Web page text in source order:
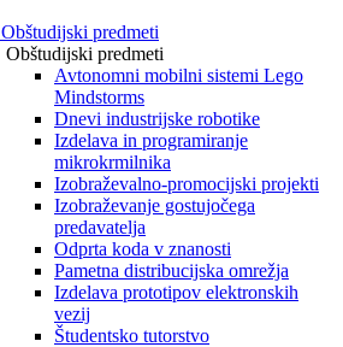
Obštudijski predmeti
Obštudijski predmeti
Avtonomni mobilni sistemi Lego
Mindstorms
Dnevi industrijske robotike
Izdelava in programiranje
mikrokrmilnika
Izobraževalno-promocijski projekti
Izobraževanje gostujočega
predavatelja
Odprta koda v znanosti
Pametna distribucijska omrežja
Izdelava prototipov elektronskih
vezij
Študentsko tutorstvo